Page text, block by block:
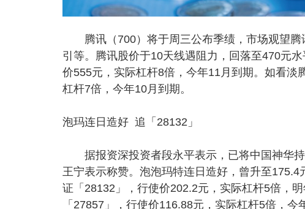
腾讯（700）将于周三公布季绩，市场观望腾
引等。腾讯股价于10天线遇阻力，回落至470元
价555元，实际杠杆8倍，今年11月到期。如看
杠杆7倍，今年10月到期。
泡玛连日造好 追「28132」
据报资深投资者段永平表示，已将中国神华持
王宁表示称赞。泡泡玛特连日造好，曾升至
证「28132」，行使价202.2元，实际杠杆5倍，
「27857」，行使价116.88元，实际杠杆5倍，今